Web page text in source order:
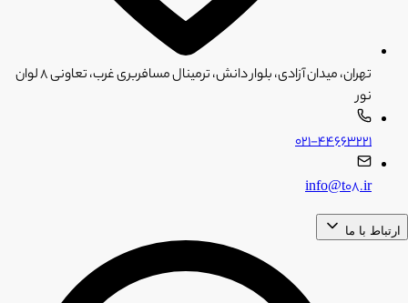
تهران، میدان آزادی، بلوار دانش، ترمینال مسافربری غرب، تعاونی ۸ لوان
نور
۰۲۱-۴۴۶۶۳۲۲۱
info@t08.ir
ارتباط با ما